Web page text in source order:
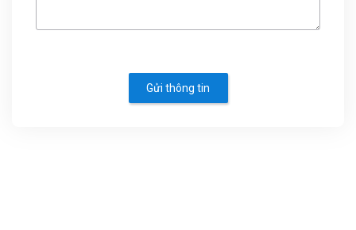
Gửi thông tin